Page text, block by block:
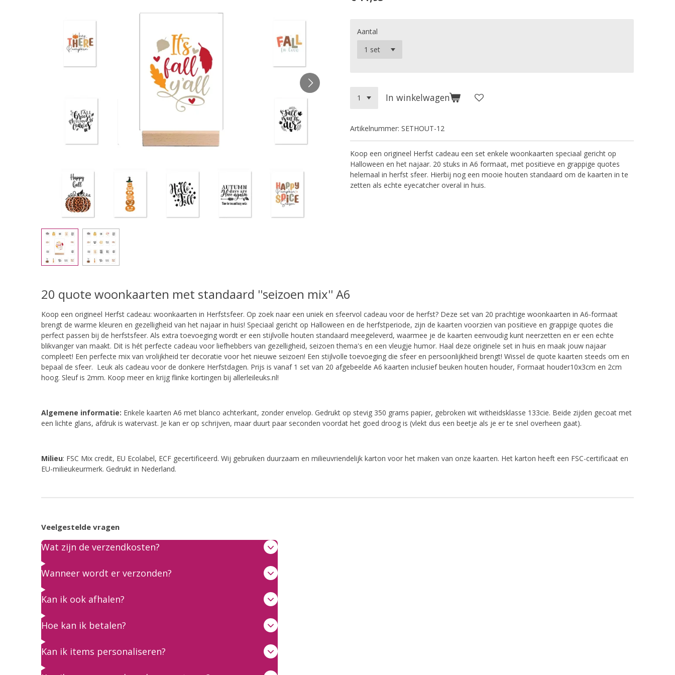
Aantal
In winkelwagen
Artikelnummer: SETHOUT-12
Koop een origineel Herfst cadeau een set enkele woonkaarten speciaal gericht op
Halloween en het najaar. 20 stuks in A6 formaat, met positieve en grappige quotes
helemaal in herfst sfeer. Hierbij nog een mooie houten standaard om de kaarten in te
zetten als echte eyecatcher overal in huis.
20 quote woonkaarten met standaard ''seizoen mix'' A6
Koop een origineel Herfst cadeau: woonkaarten in Herfstsfeer. Op zoek naar een uniek en sfeervol cadeau voor de herfst? Deze set van 20 prachtige woonkaarten in A6-formaat
brengt de warme kleuren en gezelligheid van het najaar in huis! Speciaal gericht op Halloween en de herfstperiode, zijn de kaarten voorzien van positieve en grappige quotes die
perfect passen bij de herfstsfeer. Als extra toevoeging wordt er een stijlvolle houten standaard meegeleverd, waarmee je de kaarten eenvoudig kunt neerzetten en er een echte
blikvanger van maakt. Dit is hét perfecte cadeau voor liefhebbers van gezelligheid, seizoen thema's en een vleugje humor. Haal deze originele set in huis en maak jouw najaar
compleet! Een perfecte mix van vrolijkheid ter decoratie voor het nieuwe seizoen! Een stijlvolle toevoeging die sfeer en persoonlijkheid brengt! Wissel de quote kaarten steeds om en
bepaal de sfeer. Leuk als cadeau voor de donkere Herfstdagen. Prijs is vanaf 1 set van 20 afgebeelde A6 kaarten inclusief beuken houten houder, Formaat houder10x3cm en 2cm
hoog. Sleuf is 2mm. Koop meer en krijg flinke kortingen bij allerleileuks.nl!
Algemene informatie: Enkele kaarten A6 met blanco achterkant, zonder envelop. Gedrukt op stevig 350 grams papier, gebroken wit witheidsklasse 133cie. Beide zijden gecoat met
een lichte glans, afdruk is watervast. Je kan er op schrijven, maar duurt paar seconden voordat het goed droog is (vlekt dus een beetje als je er te snel overheen gaat).
Milieu: FSC Mix credit, EU Ecolabel, ECF gecertificeerd. Wij gebruiken duurzaam en milieuvriendelijk karton voor het maken van onze kaarten. Het karton heeft een FSC-certificaat en
EU-milieukeurmerk. Gedrukt in Nederland.
Veelgestelde vragen
Wat zijn de verzendkosten?
Wanneer wordt er verzonden?
Kan ik ook afhalen?
Hoe kan ik betalen?
Kan ik items personaliseren?